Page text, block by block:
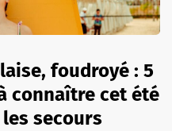
foudroyé : 5
connaître cet été
secours